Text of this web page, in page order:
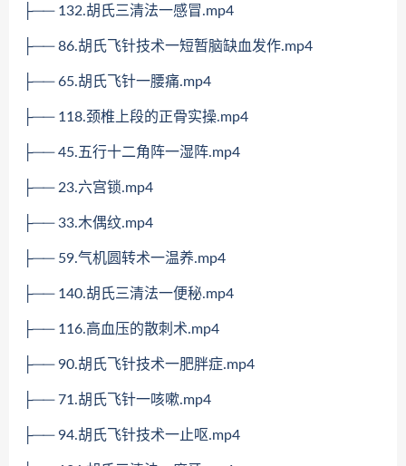
├── 132.胡氏三清法一感冒.mp4
├── 86.胡氏飞针技术一短暂脑缺血发作.mp4
├── 65.胡氏飞针一腰痛.mp4
├── 118.颈椎上段的正骨实操.mp4
├── 45.五行十二角阵一湿阵.mp4
├── 23.六宫锁.mp4
├── 33.木偶纹.mp4
├── 59.气机圆转术一温养.mp4
├── 140.胡氏三清法一便秘.mp4
├── 116.高血压的散刺术.mp4
├── 90.胡氏飞针技术一肥胖症.mp4
├── 71.胡氏飞针一咳嗽.mp4
├── 94.胡氏飞针技术一止呕.mp4